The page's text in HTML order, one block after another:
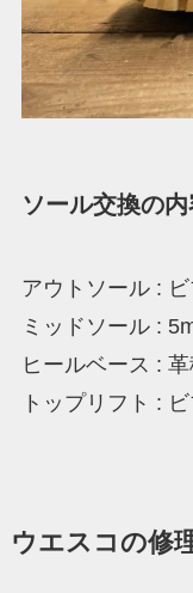
ソール交換の
アウトソール :
ミッドソール :
ヒールベース :
トップリフト :
ウエスコの修